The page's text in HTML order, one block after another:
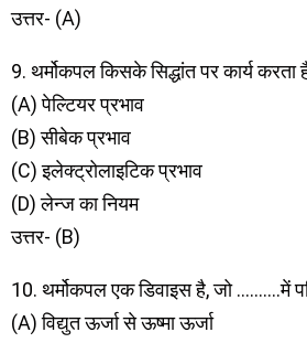
उत्तर- (A)
9. थर्मोकपल किसके सिद्धांत पर कार्य करता
(A) पेल्टियर प्रभाव
(B) सीबेक प्रभाव
(C) इलेक्ट्रोलाइटिक प्रभाव
(D) लेन्ज का नियम
उत्तर- (B)
10. थर्मोकपल एक डिवाइस है, जो ……….में
(A) विद्युत ऊर्जा से ऊष्मा ऊर्जा